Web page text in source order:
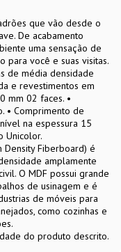
que vão desde o
De acabamento
uma sensação de
para você e suas visitas.
de média densidade
e revestimentos em
mm 02 faces. •
• Comprimento de
na espessura 15
Unicolor.
Density Fiberboard) é
amplamente
O MDF possui grande
de usinagem e é
de móveis para
como cozinhas e
do produto descrito.